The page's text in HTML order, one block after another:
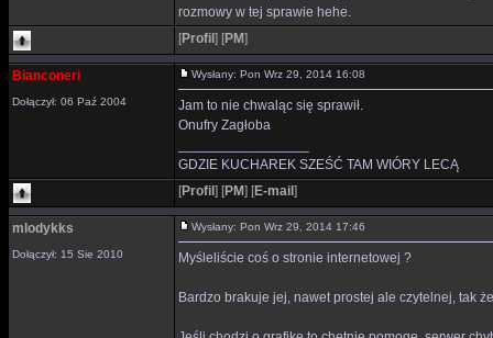
rozmowy w tej sprawie hehe.
[Profil ] [PM]
Bianconeri
Dołączył: 06 Paź 2004
Wysłany: Pon Wrz 29, 2014 16:08
Jam to nie chwaląc się sprawił.
Onufry Zagłoba
GDZIE KUCHAREK SZEŚĆ TAM WIÓRY LECĄ
[Profil ] [PM] [E-mail ]
mlodykks
Dołączył: 15 Sie 2010
Wysłany: Pon Wrz 29, 2014 17:46
Myśleliście coś o stronie internetowej ?
Bardzo brakuje jej, nawet prostej ale czytelnej, tak